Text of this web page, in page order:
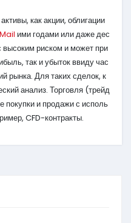
как акции, облигации
ими годами или даже дес
высоким риском и может при
так и убыток ввиду час
рынка. Для таких сделок, к
анализ. Торговля (трейд
покупки и продажи с исполь
CFD-контракты.